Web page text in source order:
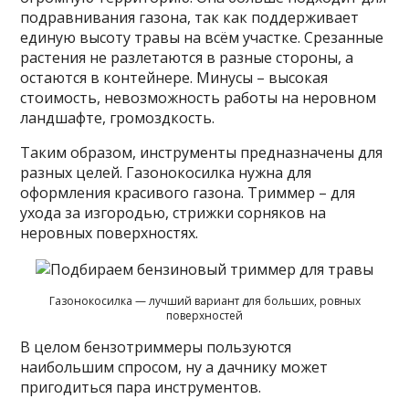
подравнивания газона, так как поддерживает
единую высоту травы на всём участке. Срезанные
растения не разлетаются в разные стороны, а
остаются в контейнере. Минусы – высокая
стоимость, невозможность работы на неровном
ландшафте, громоздкость.
Таким образом, инструменты предназначены для
разных целей. Газонокосилка нужна для
оформления красивого газона. Триммер – для
ухода за изгородью, стрижки сорняков на
неровных поверхностях.
Газонокосилка — лучший вариант для больших, ровных
поверхностей
В целом бензотриммеры пользуются
наибольшим спросом, ну а дачнику может
пригодиться пара инструментов.